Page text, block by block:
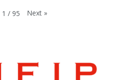
1 / 95 Next »